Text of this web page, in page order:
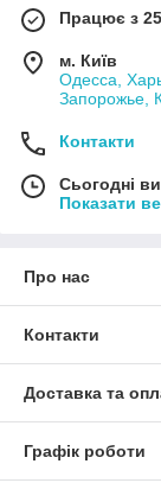
Працює з
м. Київ
Одесса,
Запорожье,
Контакти
Сьогодні
Показати
Про нас
Контакти
Доставка та
Графік роботи